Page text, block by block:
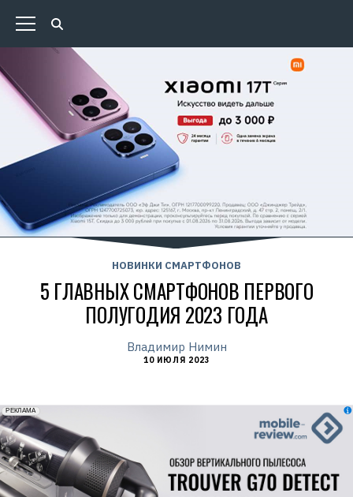
НОВИНКИ СМАРТФОНОВ
5 ГЛАВНЫХ СМАРТФОНОВ ПЕРВОГО
ПОЛУГОДИЯ 2023 ГОДА
Владимир Нимин
10 ИЮЛЯ 2023
erid: 2VfnxxmNzs5
РЕКЛАМА